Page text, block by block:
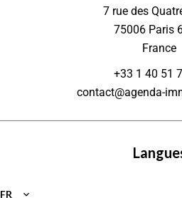
7 rue des
75006 Paris
France
+33 1 40 51
contact@agenda-
FR